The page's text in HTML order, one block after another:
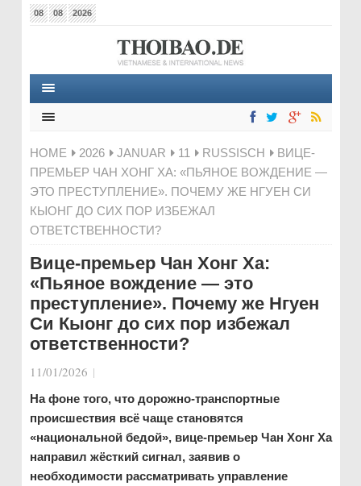
08 08 2026
HOME 2026 JANUAR 11 RUSSISCH
ВИЦЕ-
ПРЕМЬЕР ЧАН ХОНГ ХА: «ПЬЯНОЕ ВОЖДЕНИЕ —
ЭТО ПРЕСТУПЛЕНИЕ». ПОЧЕМУ ЖЕ НГУЕН СИ
КЫОНГ ДО СИХ ПОР ИЗБЕЖАЛ
ОТВЕТСТВЕННОСТИ?
Вице-премьер Чан Хонг Ха:
«Пьяное вождение — это
преступление». Почему же Нгуен
Си Кыонг до сих пор избежал
ответственности?
11/01/2026 |
На фоне того, что дорожно-транспортные
происшествия всё чаще становятся
«национальной бедой», вице-премьер Чан Хонг Ха
направил жёсткий сигнал, заявив о
необходимости рассматривать управление